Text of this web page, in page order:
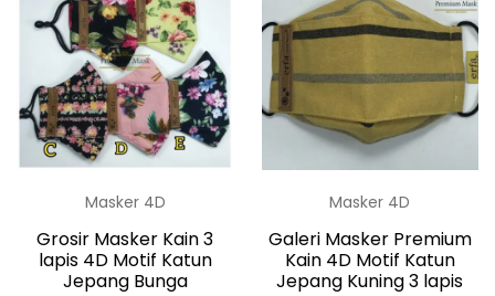
Masker 4D
Grosir Masker Kain 3
lapis 4D Motif Katun
Jepang Bunga
Masker 4D
Galeri Masker Premium
Kain 4D Motif Katun
Jepang Kuning 3 lapis